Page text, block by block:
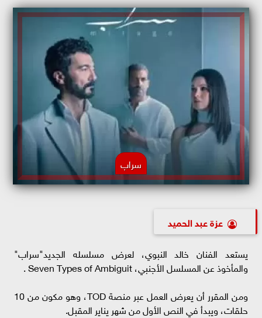
سراب
عزة عبد الحميد
يستعد الفنان خالد النبوي، لعرض مسلسله الجديد"سراب"
والمأخوذ عن المسلسل الأجنبي، Seven Types of Ambiguit .
ومن المقرر أن يعرض العمل عبر منصة TOD، وهو مكون من 10
حلقات، ويبدأ في النص الأول من شهر يناير المقبل.